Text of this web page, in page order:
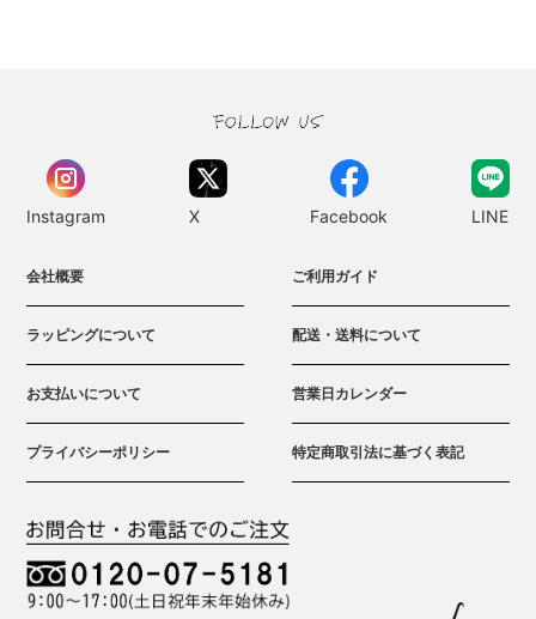
Instagram X Facebook LINE
会社概要 ご利用ガイド
ラッピングについて 配送・送料について
お支払いについて 営業日カレンダー
プライバシーポリシー 特定商取引法に基づく表記